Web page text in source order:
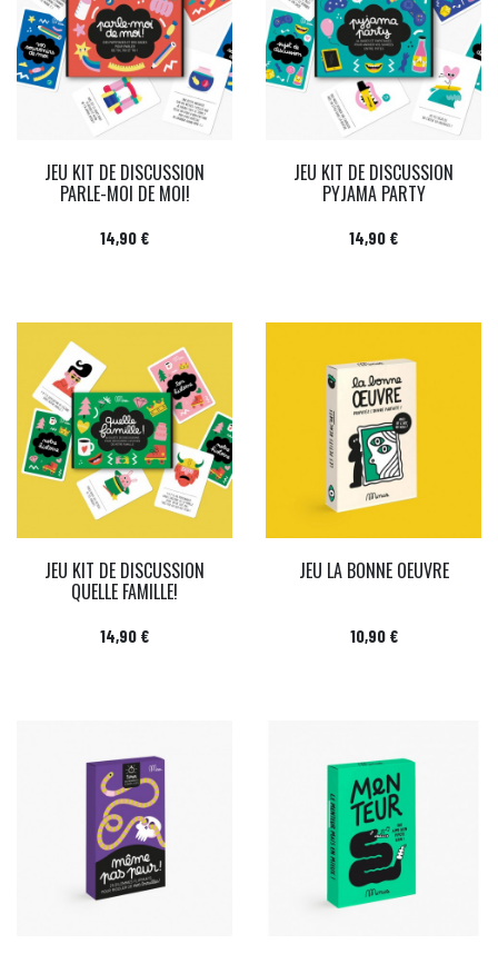
JEU KIT DE DISCUSSION
PARLE-MOI DE MOI!
Prix
14,90 €
JEU KIT DE DISCUSSION
PYJAMA PARTY
Prix
14,90 €
JEU KIT DE DISCUSSION
QUELLE FAMILLE!
Prix
14,90 €
JEU LA BONNE OEUVRE
Prix
10,90 €